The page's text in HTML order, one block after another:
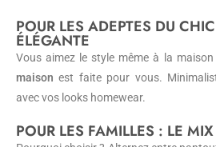
POUR LES ADEPTES DU
ÉLÉGANTE
Vous aimez le style même à la maison
maison est faite pour vous.
avec vos looks homewear.
POUR LES FAMILLES : LE